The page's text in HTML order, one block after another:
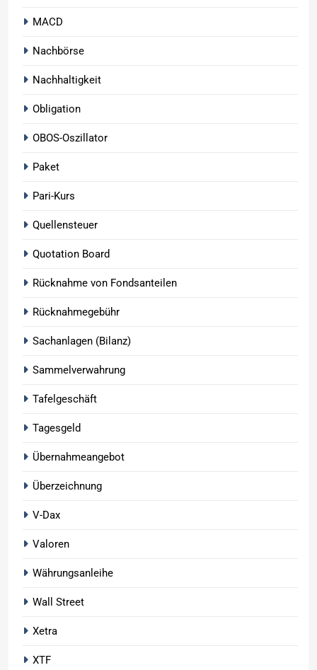
MACD
Nachbörse
Nachhaltigkeit
Obligation
OBOS-Oszillator
Paket
Pari-Kurs
Quellensteuer
Quotation Board
Rücknahme von Fondsanteilen
Rücknahmegebühr
Sachanlagen (Bilanz)
Sammelverwahrung
Tafelgeschäft
Tagesgeld
Übernahmeangebot
Überzeichnung
V-Dax
Valoren
Währungsanleihe
Wall Street
Xetra
XTF